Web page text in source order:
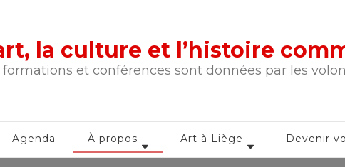
la culture et l’histoire
formations et conférences sont données par les
Agenda À propos Art à Liège Devenir